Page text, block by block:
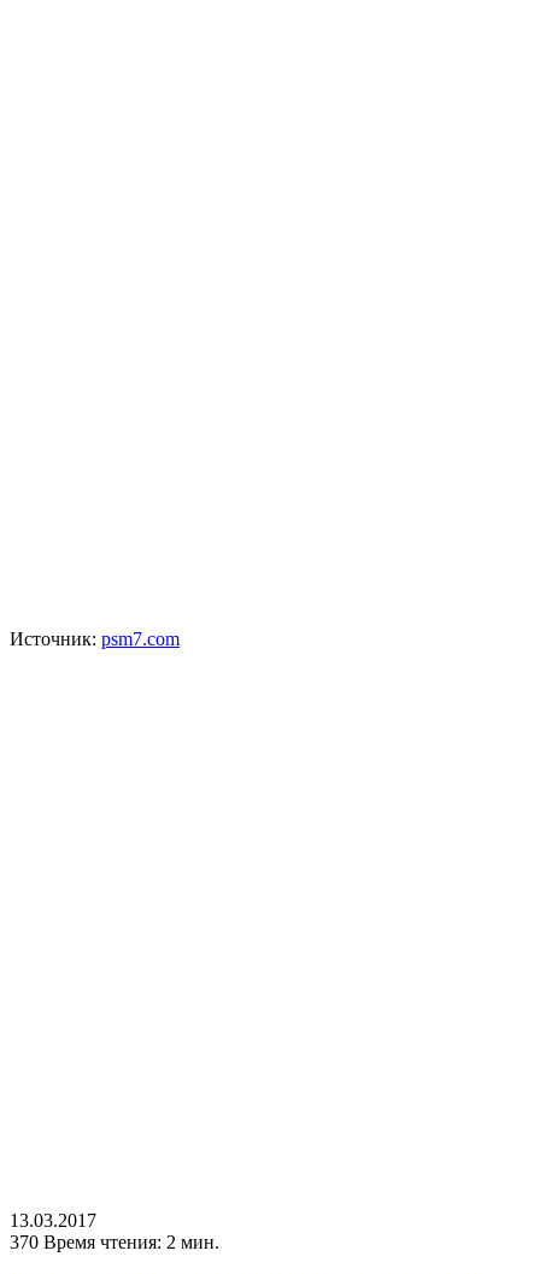
Источник: psm7.com
13.03.2017
370 Время чтения: 2 мин.